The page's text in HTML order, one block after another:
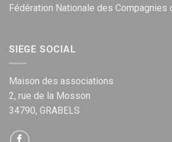
Fédération Nationale des Compagnies
SIEGE SOCIAL
Maison des associations
2, rue de la Mosson
34790, GRABELS